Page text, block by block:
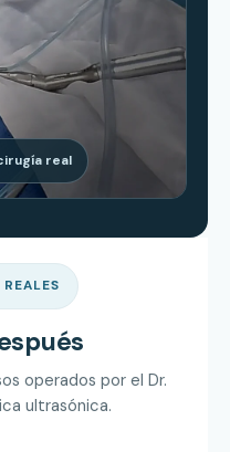
real
REALES
operados por el Dr.
ultrasónica.